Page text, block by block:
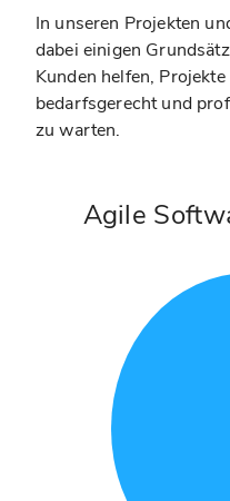
In unseren Projekten
dabei einigen
Kunden helfen,
bedarfsgerecht und
zu warten.
Agile